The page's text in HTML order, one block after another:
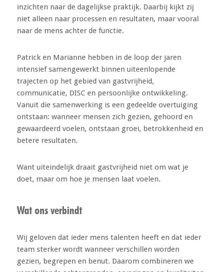
inzichten naar de dagelijkse praktijk. Daarbij kijkt zij
niet alleen naar processen en resultaten, maar vooral
naar de mens achter de functie.
Patrick en Marianne hebben in de loop der jaren
intensief samengewerkt binnen uiteenlopende
trajecten op het gebied van gastvrijheid,
communicatie, DISC en persoonlijke ontwikkeling.
Vanuit die samenwerking is een gedeelde overtuiging
ontstaan: wanneer mensen zich gezien, gehoord en
gewaardeerd voelen, ontstaan groei, betrokkenheid en
betere resultaten.
Want uiteindelijk draait gastvrijheid niet om wat je
doet, maar om hoe je mensen laat voelen.
Wat ons verbindt
Wij geloven dat ieder mens talenten heeft en dat ieder
team sterker wordt wanneer verschillen worden
gezien, begrepen en benut. Daarom combineren we